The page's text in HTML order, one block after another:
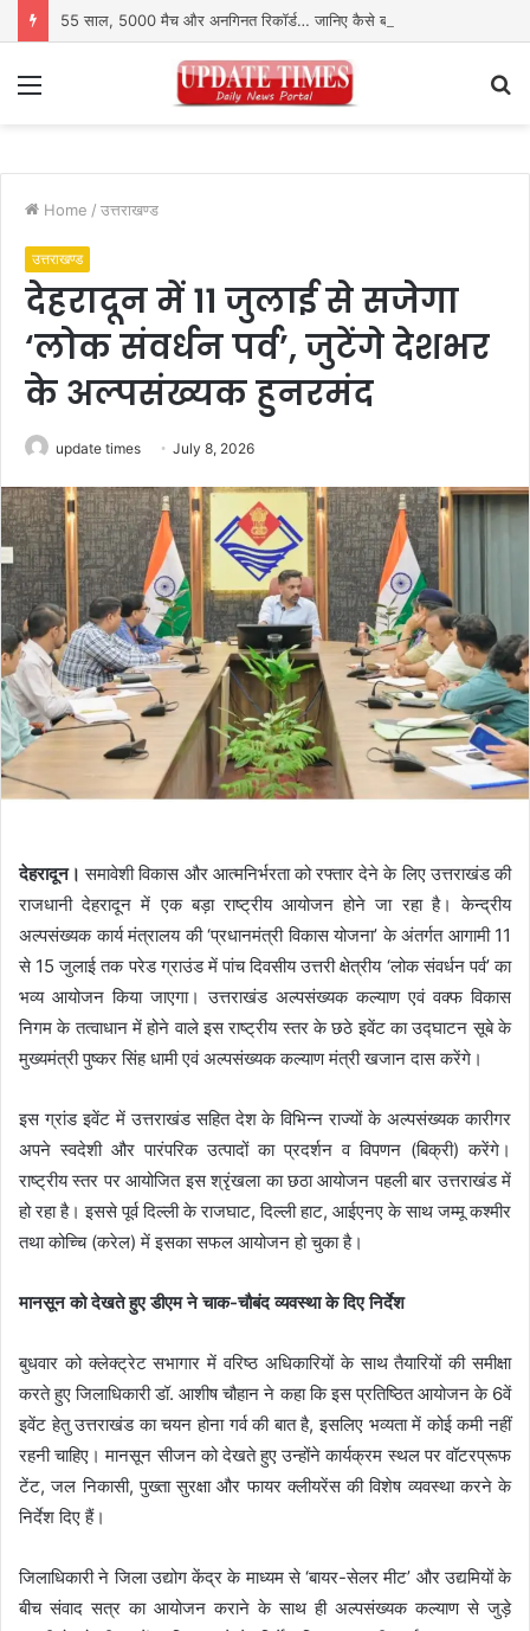
Home / उत्तराखण्ड
उत्तराखण्ड
देहरादून में 11 जुलाई से सजेगा
‘लोक संवर्धन पर्व’, जुटेंगे देशभर
के अल्पसंख्यक हुनरमंद
update times July 8, 2026
देहरादून। समावेशी विकास और आत्मनिर्भरता को रफ्तार देने के लिए उत्तराखंड की
राजधानी देहरादून में एक बड़ा राष्ट्रीय आयोजन होने जा रहा है। केन्द्रीय
अल्पसंख्यक कार्य मंत्रालय की ‘प्रधानमंत्री विकास योजना’ के अंतर्गत आगामी 11
से 15 जुलाई तक परेड ग्राउंड में पांच दिवसीय उत्तरी क्षेत्रीय ‘लोक संवर्धन पर्व’ का
भव्य आयोजन किया जाएगा। उत्तराखंड अल्पसंख्यक कल्याण एवं वक्फ विकास
निगम के तत्वाधान में होने वाले इस राष्ट्रीय स्तर के छठे इवेंट का उद्घाटन सूबे के
मुख्यमंत्री पुष्कर सिंह धामी एवं अल्पसंख्यक कल्याण मंत्री खजान दास करेंगे।
इस ग्रांड इवेंट में उत्तराखंड सहित देश के विभिन्न राज्यों के अल्पसंख्यक कारीगर
अपने स्वदेशी और पारंपरिक उत्पादों का प्रदर्शन व विपणन (बिक्री) करेंगे।
राष्ट्रीय स्तर पर आयोजित इस श्रृंखला का छठा आयोजन पहली बार उत्तराखंड में
हो रहा है। इससे पूर्व दिल्ली के राजघाट, दिल्ली हाट, आईएनए के साथ जम्मू कश्मीर
तथा कोच्चि (करेल) में इसका सफल आयोजन हो चुका है।
मानसून को देखते हुए डीएम ने चाक-चौबंद व्यवस्था के दिए निर्देश
बुधवार को क्लेक्ट्रेट सभागार में वरिष्ठ अधिकारियों के साथ तैयारियों की समीक्षा
करते हुए जिलाधिकारी डॉ. आशीष चौहान ने कहा कि इस प्रतिष्ठित आयोजन के 6वें
इवेंट हेतु उत्तराखंड का चयन होना गर्व की बात है, इसलिए भव्यता में कोई कमी नहीं
रहनी चाहिए। मानसून सीजन को देखते हुए उन्होंने कार्यक्रम स्थल पर वॉटरप्रूफ
टेंट, जल निकासी, पुख्ता सुरक्षा और फायर क्लीयरेंस की विशेष व्यवस्था करने के
निर्देश दिए हैं।
जिलाधिकारी ने जिला उद्योग केंद्र के माध्यम से ‘बायर-सेलर मीट’ और उद्यमियों के
बीच संवाद सत्र का आयोजन कराने के साथ ही अल्पसंख्यक कल्याण से जुड़े